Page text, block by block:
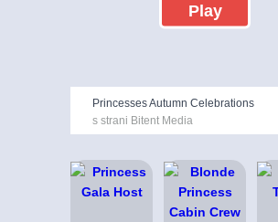
Play
Princesses Autumn Celebrations
s strani Bitent Media